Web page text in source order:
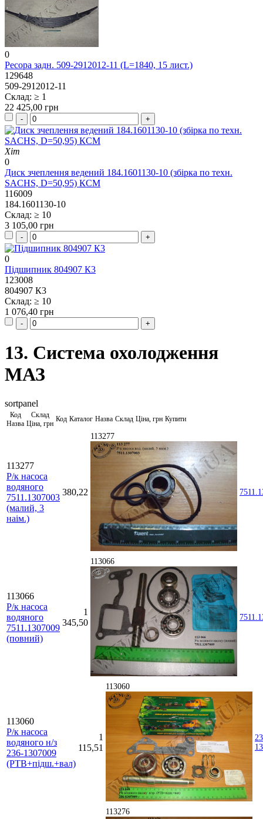
0
Ресора задн. 509-2912012-11 (L=1840, 15 лист.)
129648
509-2912012-11
Склад: ≥ 1
22 425,00 грн
Хіт
0
Диск зчеплення ведений 184.1601130-10 (збірка по техн.
SACHS, D=50,95) КСМ
116009
184.1601130-10
Склад: ≥ 10
3 105,00 грн
0
Підшипник 804907 К3
123008
804907 К3
Склад: ≥ 10
1 076,40 грн
13. Система охолодження
МАЗ
sortpanel
Код
Назва
Склад
Ціна, грн
Код Каталог Назва Склад Ціна, грн Купити
113277
Р/к насоса
водяного
7511.1307003
(малий, 3
наім.)
380,22
113277
113066
Р/к насоса
водяного
7511.1307009
(повний)
1
345,50
113066
113060
Р/к насоса
водяного н/з
236-1307009
(РТВ+підш.+вал)
1
115,51
113060
113276